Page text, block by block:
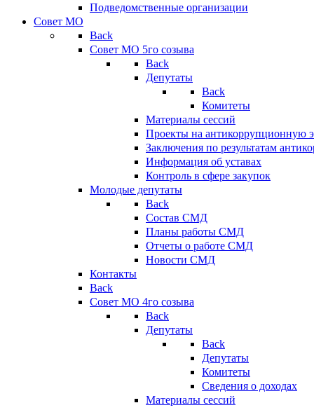
Подведомственные организации
Совет МО
Back
Совет МО 5го созыва
Back
Депутаты
Back
Комитеты
Материалы сессий
Проекты на антикоррупционную
Заключения по результатам
Информация об уставах
Контроль в сфере закупок
Молодые депутаты
Back
Состав СМД
Планы работы СМД
Отчеты о работе СМД
Новости СМД
Контакты
Back
Совет МО 4го созыва
Back
Депутаты
Back
Депутаты
Комитеты
Сведения о доходах
Материалы сессий